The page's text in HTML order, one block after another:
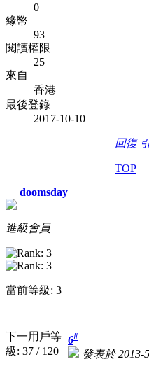
0
緣幣
93
閱讀權限
25
來自
香港
最後登錄
2017-10-10
回復
TOP
doomsday
進級會員
當前等級: 3
下一用戶等
級: 37 / 120
6#
發表於 2013-